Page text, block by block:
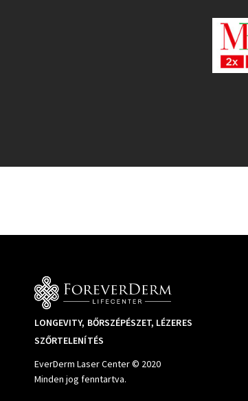
LONGEVITY, BŐRSZÉPÉSZET, LÉZERES
SZŐRTELENÍTÉS
EverDerm Laser Center © 2020
Minden jog fenntartva.